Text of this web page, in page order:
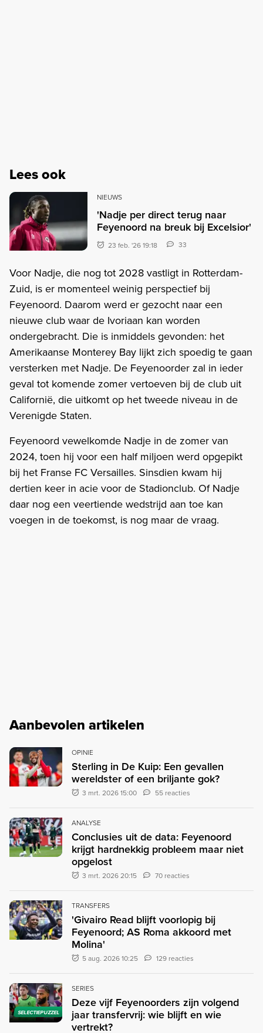
Lees ook
NIEUWS
'Nadje per direct terug naar
Feyenoord na breuk bij Excelsior'
23 feb. '26 19:18 33
Voor Nadje, die nog tot 2028 vastligt in Rotterdam-
Zuid, is er momenteel weinig perspectief bij
Feyenoord. Daarom werd er gezocht naar een
nieuwe club waar de Ivoriaan kan worden
ondergebracht. Die is inmiddels gevonden: het
Amerikaanse Monterey Bay lijkt zich spoedig te gaan
versterken met Nadje. De Feyenoorder zal in ieder
geval tot komende zomer vertoeven bij de club uit
Californië, die uitkomt op het tweede niveau in de
Verenigde Staten.
Feyenoord vewelkomde Nadje in de zomer van
2024, toen hij voor een half miljoen werd opgepikt
bij het Franse FC Versailles. Sinsdien kwam hij
dertien keer in acie voor de Stadionclub. Of Nadje
daar nog een veertiende wedstrijd aan toe kan
voegen in de toekomst, is nog maar de vraag.
Aanbevolen artikelen
OPINIE
Sterling in De Kuip: Een gevallen
wereldster of een briljante gok?
3 mrt. 2026 15:00 55 reacties
ANALYSE
Conclusies uit de data: Feyenoord
krijgt hardnekkig probleem maar niet
opgelost
3 mrt. 2026 20:15 70 reacties
TRANSFERS
'Givairo Read blijft voorlopig bij
Feyenoord; AS Roma akkoord met
Molina'
5 aug. 2026 10:25 129 reacties
SELECTIEPUZZEL
SERIES
Deze vijf Feyenoorders zijn volgend
jaar transfervrij: wie blijft en wie
vertrekt?